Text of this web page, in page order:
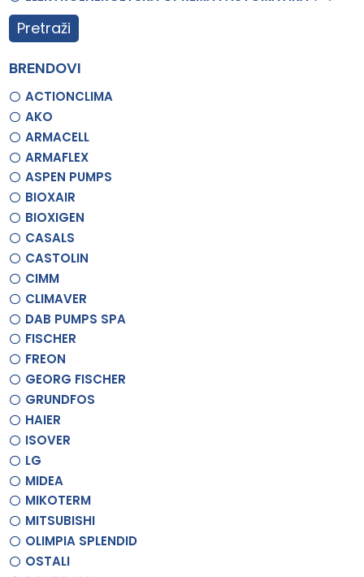
Pretraži
BRENDOVI
ACTIONCLIMA
AKO
ARMACELL
ARMAFLEX
ASPEN PUMPS
BIOXAIR
BIOXIGEN
CASALS
CASTOLIN
CIMM
CLIMAVER
DAB PUMPS SPA
FISCHER
FREON
GEORG FISCHER
GRUNDFOS
HAIER
ISOVER
LG
MIDEA
MIKOTERM
MITSUBISHI
OLIMPIA SPLENDID
OSTALI